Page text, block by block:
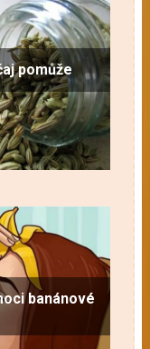
pomůže
banánové